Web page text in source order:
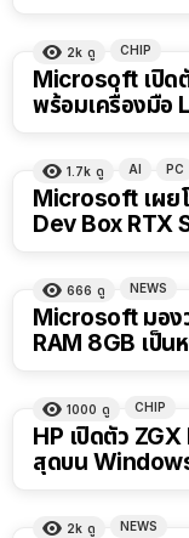
2k ดู CHIP
Microsoft เปิด
พร้อมเครื่องมือ
1.7k ดู AI PC
Microsoft เผย
Dev Box RTX
666 ดู NEWS
Microsoft มอง
RAM 8GB เป็น
1000 ดู CHIP
HP เปิดตัว
สุดบน
2k ดู NEWS